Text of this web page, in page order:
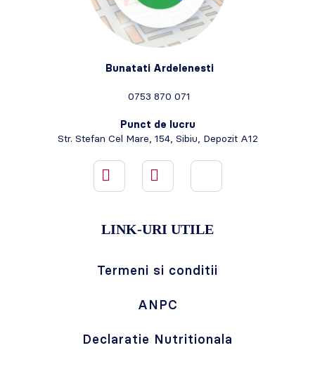
Bunatati Ardelenesti
0753 870 071
Punct de lucru
Str. Stefan Cel Mare, 154, Sibiu, Depozit A12
LINK-URI UTILE
Termeni si conditii
ANPC
Declaratie Nutritionala